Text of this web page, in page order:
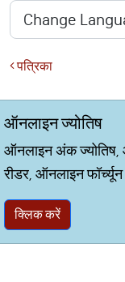
पत्रिका
ऑनलाइन ज्योतिष
ऑनलाइन अंक ज्योतिष,
रीडर, ऑनलाइन
क्लिक करें